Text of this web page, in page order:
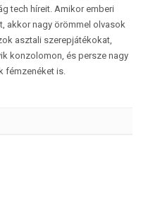
tech híreit. Amikor emberi
akkor nagy örömmel olvasok
asztali szerepjátékokat,
konzolomon, és persze nagy
fémzenéket is.